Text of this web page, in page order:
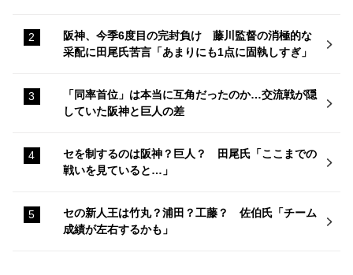
阪神、今季6度目の完封負け 藤川監督の消極的な
采配に田尾氏苦言「あまりにも1点に固執しすぎ」
「同率首位」は本当に互角だったのか…交流戦が隠
していた阪神と巨人の差
セを制するのは阪神？巨人？ 田尾氏「ここまでの
戦いを見ていると…」
セの新人王は竹丸？浦田？工藤？ 佐伯氏「チーム
成績が左右するかも」